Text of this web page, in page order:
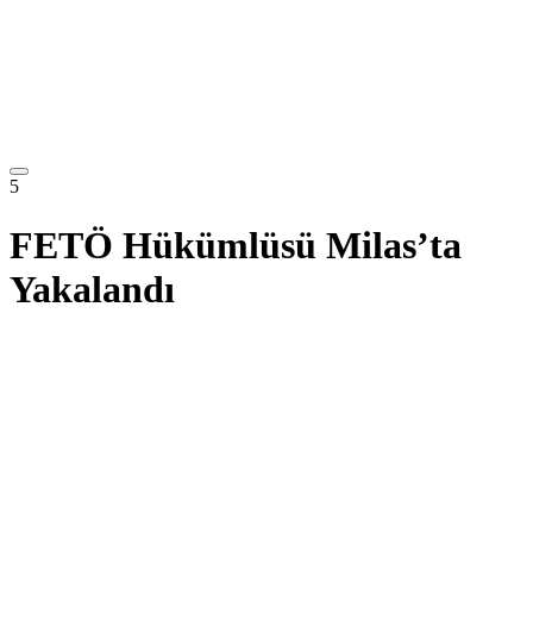
5
FETÖ Hükümlüsü Milas’ta
Yakalandı